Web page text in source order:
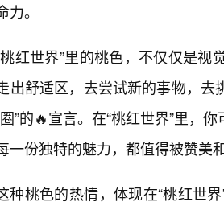
力。
红世界”里的桃色，不仅仅是
出舒适区，去尝试新的事物，
”的🔥宣言。在“桃红世界”里，
一份独特的魅力，都值得被赞美
种桃色的热情，体现在“桃红世